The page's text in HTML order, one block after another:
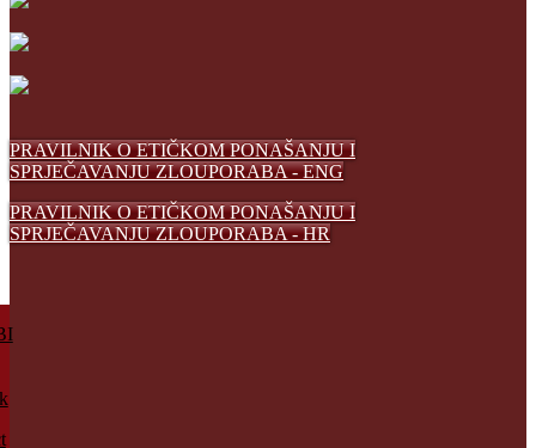
PRAVILNIK O ETIČKOM PONAŠANJU I
SPRJEČAVANJU ZLOUPORABA - ENG
PRAVILNIK O ETIČKOM PONAŠANJU I
SPRJEČAVANJU ZLOUPORABA - HR